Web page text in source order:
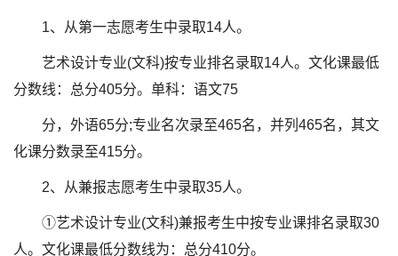
1、从第一志愿考生中录取14人。
艺术设计专业(文科)按专业排名录取14人。文化课最低
分数线：总分405分。单科：语文75
分，外语65分;专业名次录至465名，并列465名，其文
化课分数录至415分。
2、从兼报志愿考生中录取35人。
①艺术设计专业(文科)兼报考生中按专业课排名录取30
人。文化课最低分数线为：总分410分。